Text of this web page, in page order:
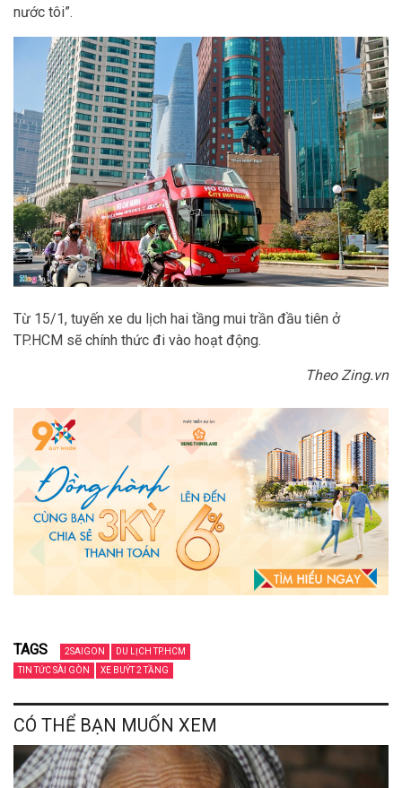
nước tôi”.
Từ 15/1, tuyến xe du lịch hai tầng mui trần đầu tiên ở
TP.HCM sẽ chính thức đi vào hoạt động.
Theo Zing.vn
TAGS 2SAIGON
DU LỊCH TP.HCM
TIN TỨC SÀI GÒN
XE BUÝT 2 TẦNG
CÓ THỂ BẠN MUỐN XEM